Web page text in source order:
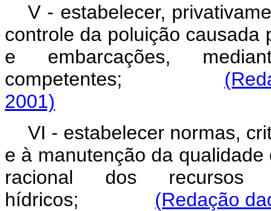
V - estabelecer,
controle da poluição causada
e embarcações,
competentes;
2001)
VI - estabelecer normas,
e à manutenção da
racional dos recursos
hídricos; (Redação